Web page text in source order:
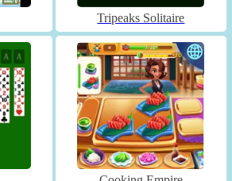
Tripeaks Solitaire